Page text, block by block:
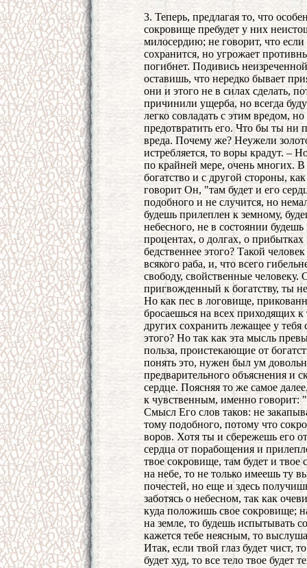
3. Теперь, предлагая то, что
сокровище пребудет у них
милосердию; не говорит, что
сохранится, но угрожает
погибнет. Подивись
оставишь, что нередко бывает
они и этого не в силах сделать,
причинили ущерба, но всегда
легко совладать с этим вредом,
предотвратить его. Что бы ты ни
вреда. Почему же? Неужели
истребляется, то воры крадут. –
по крайней мере, очень многих. В
богатство и с другой стороны,
говорит Он, "там будет и его
подобного и не случится, но
будешь прилеплен к земному,
небесного, не в состоянии
процентах, о долгах, о
бедственнее этого? Такой
всякого раба, и, что всего
свободу, свойственные
пригвожденный к богатству, ты
Но как пес в логовище,
бросаешься на всех приходящих
других сохранить лежащее у
этого? Но так как эта мысль
польза, проистекающие от
понять это, нужен был ум
предварительного объяснения и
сердце. Поясняя то же самое
к чувственным, именно говорит:
Смысл Его слов таков: не
тому подобного, потому что
воров. Хотя ты и сбережешь его
сердца от порабощения и
твое сокровище, там будет и твое
на небе, то не только имеешь ту
почестей, но еще и здесь
заботясь о небесном, так как
куда положишь свое сокровище;
на земле, то будешь испытывать
кажется тебе неясным, то
Итак, если твой глаз будет чист,
будет худ, то все тело твое будет